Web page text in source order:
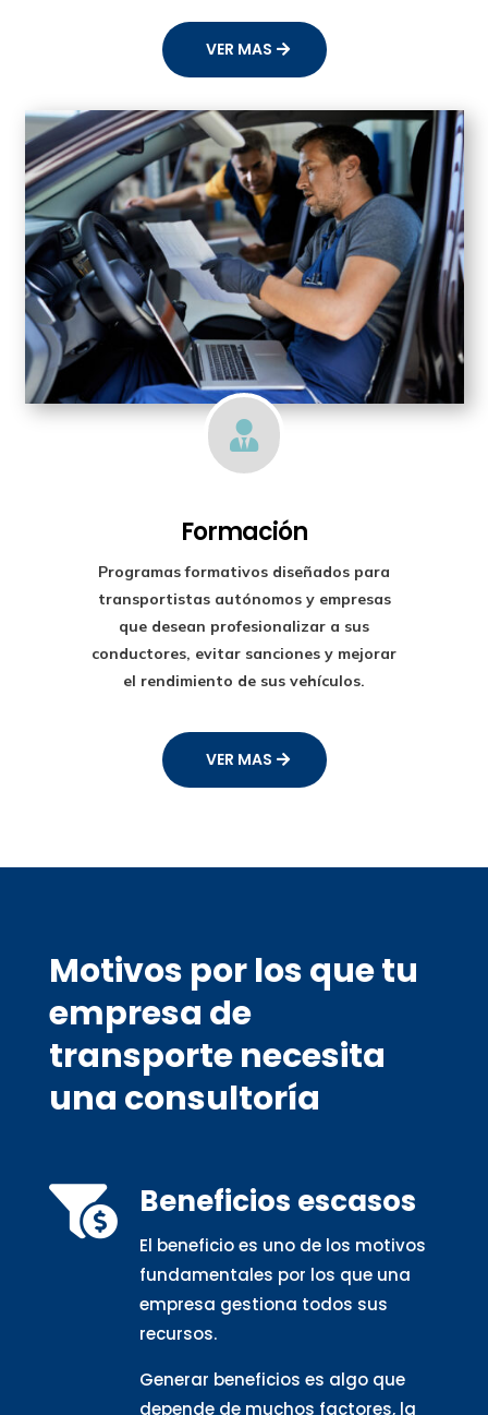
VER MAS

Formación
Programas formativos diseñados para
transportistas autónomos y empresas
que desean profesionalizar a sus
conductores, evitar sanciones y mejorar
el rendimiento de sus vehículos.
VER MAS
Motivos por los que tu
empresa de
transporte necesita
una consultoría
 Beneficios escasos
El beneficio es uno de los motivos
fundamentales por los que una
empresa gestiona todos sus
recursos.
Generar beneficios es algo que
depende de muchos factores, la